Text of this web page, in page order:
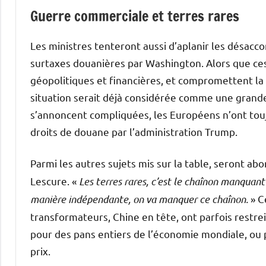
Guerre commerciale et terres rares
Les ministres tenteront aussi d’aplanir les
surtaxes douanières par Washington. Alors que
géopolitiques et financières, et compromettent la
situation serait déjà considérée comme une
s’annoncent compliquées, les Européens n’ont
droits de douane par l’administration Trump.
Parmi les autres sujets mis sur la table, seront
Lescure. « Les terres rares, c’est le chaînon
manière indépendante, on va manquer ce chaînon. »
transformateurs, Chine en tête, ont parfois
pour des pans entiers de l’économie mondiale,
prix.